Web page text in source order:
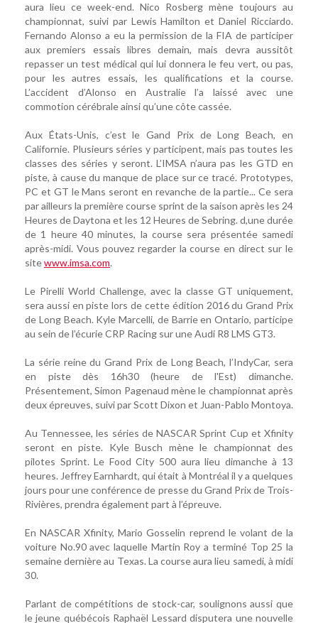
aura lieu ce week-end. Nico Rosberg mène toujours au
championnat, suivi par Lewis Hamilton et Daniel Ricciardo.
Fernando Alonso a eu la permission de la FIA de participer
aux premiers essais libres demain, mais devra aussitôt
repasser un test médical qui lui donnera le feu vert, ou pas,
pour les autres essais, les qualifications et la course.
L’accident d’Alonso en Australie l’a laissé avec une
commotion cérébrale ainsi qu’une côte cassée.
Aux États-Unis, c’est le Gand Prix de Long Beach, en
Californie. Plusieurs séries y participent, mais pas toutes les
classes des séries y seront. L’IMSA n’aura pas les GTD en
piste, à cause du manque de place sur ce tracé. Prototypes,
PC et GT le Mans seront en revanche de la partie... Ce sera
par ailleurs la première course sprint de la saison après les 24
Heures de Daytona et les 12 Heures de Sebring. d,une durée
de 1 heure 40 minutes, la course sera présentée samedi
après-midi. Vous pouvez regarder la course en direct sur le
sitewww.imsa.com.
Le Pirelli World Challenge, avec la classe GT uniquement,
sera aussi en piste lors de cette édition 2016 du Grand Prix
de Long Beach. Kyle Marcelli, de Barrie en Ontario, participe
au sein de l’écurie CRP Racing sur une Audi R8 LMS GT3.
La série reine du Grand Prix de Long Beach, l’IndyCar, sera
en piste dès 16h30 (heure de l'Est) dimanche.
Présentement, Simon Pagenaud mène le championnat après
deux épreuves, suivi par Scott Dixon et Juan-Pablo Montoya.
Au Tennessee, les séries de NASCAR Sprint Cup et Xfinity
seront en piste. Kyle Busch mène le championnat des
pilotes Sprint. Le Food City 500 aura lieu dimanche à 13
heures. Jeffrey Earnhardt, qui était à Montréal il y a quelques
jours pour une conférence de presse du Grand Prix de Trois-
Rivières, prendra également part à l’épreuve.
En NASCAR Xfinity, Mario Gosselin reprend le volant de la
voiture No.90 avec laquelle Martin Roy a terminé Top 25 la
semaine dernière au Texas. La course aura lieu samedi, à midi
30.
Parlant de compétitions de stock-car, soulignons aussi que
le jeune québécois Raphaël Lessard disputera une nouvelle